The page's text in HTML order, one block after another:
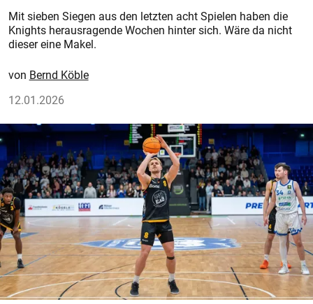
Mit sieben Siegen aus den letzten acht Spielen haben die
Knights herausragende Wochen hinter sich. Wäre da nicht
dieser eine Makel.
Bernd Köble
12.01.2026